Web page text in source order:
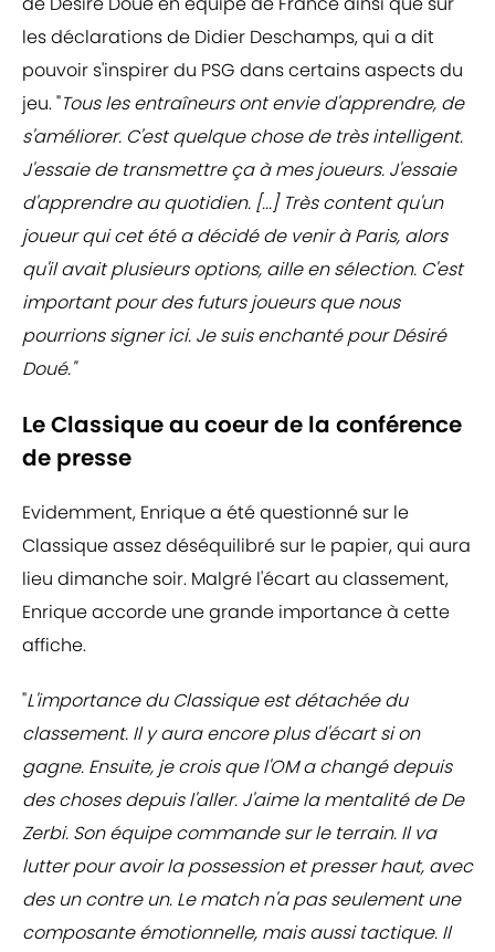
les déclarations de Didier Deschamps, qui a dit
pouvoir s'inspirer du PSG dans certains aspects du
jeu. "Tous les entraîneurs ont envie d'apprendre, de
s'améliorer. C'est quelque chose de très intelligent.
J'essaie de transmettre ça à mes joueurs. J'essaie
d'apprendre au quotidien. [...] Très content qu'un
joueur qui cet été a décidé de venir à Paris, alors
qu'il avait plusieurs options, aille en sélection. C'est
important pour des futurs joueurs que nous
pourrions signer ici. Je suis enchanté pour Désiré
Doué."
Le Classique au coeur de la conférence
de presse
Evidemment, Enrique a été questionné sur le
Classique assez déséquilibré sur le papier, qui aura
lieu dimanche soir. Malgré l'écart au classement,
Enrique accorde une grande importance à cette
affiche.
"L'importance du Classique est détachée du
classement. Il y aura encore plus d'écart si on
gagne. Ensuite, je crois que l'OM a changé depuis
des choses depuis l'aller. J'aime la mentalité de De
Zerbi. Son équipe commande sur le terrain. Il va
lutter pour avoir la possession et presser haut, avec
des un contre un. Le match n'a pas seulement une
composante émotionnelle, mais aussi tactique. Il